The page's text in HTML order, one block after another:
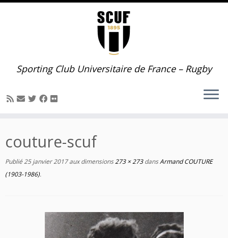
Passer
Sporting Club Universitaire de France – Rugby
couture-scuf
Publié25 janvier 2017aux dimensions273 × 273dansArmand COUTURE
(1903-1986).